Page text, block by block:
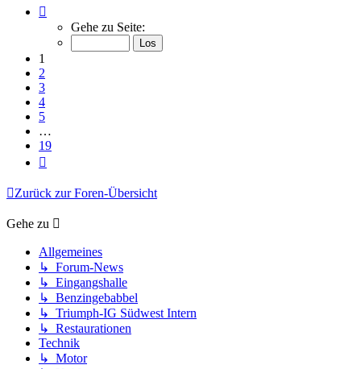
von
Gehe zu Seite:
1
2
3
4
5
…
19
Zurück zur Foren-Übersicht
Gehe zu
Allgemeines
↳ Forum-News
↳ Eingangshalle
↳ Benzingebabbel
↳ Triumph-IG Südwest Intern
↳ Restaurationen
Technik
↳ Motor